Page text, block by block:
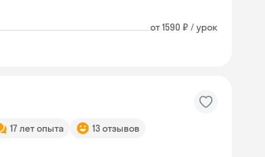
от 1590 ₽ / урок
17 лет опыта 13 отзывов